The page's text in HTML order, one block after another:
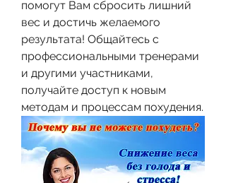
помогут Вам сбросить лишний
вес и достичь желаемого
результата! Общайтесь с
профессиональными тренерами
и другими участниками,
получайте доступ к новым
методам и процессам похудения.